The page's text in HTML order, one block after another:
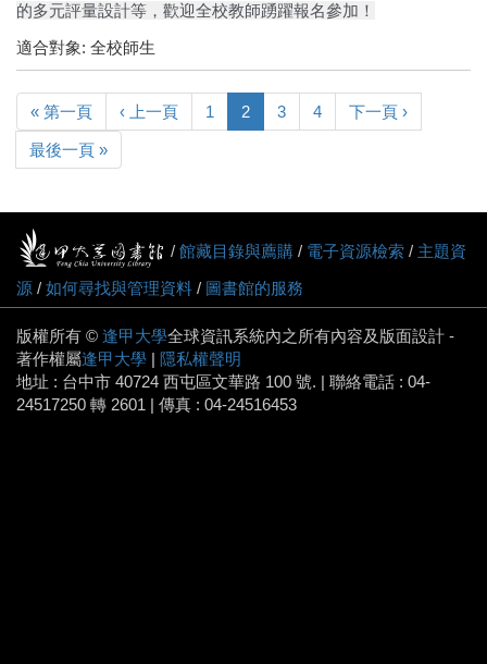
的多元評量設計等，歡迎全校教師踴躍報名參加！
適合對象: 全校師生
« 第一頁 ‹ 上一頁 1 2 3 4 下一頁 ›
最後一頁 »
/ 館藏目錄與薦購 / 電子資源檢索 / 主題資
源 / 如何尋找與管理資料 / 圖書館的服務
版權所有 © 逢甲大學全球資訊系統內之所有內容及版面設計 -
著作權屬逢甲大學 | 隱私權聲明
地址 : 台中市 40724 西屯區文華路 100 號. | 聯絡電話 : 04-
24517250 轉 2601 | 傳真 : 04-24516453